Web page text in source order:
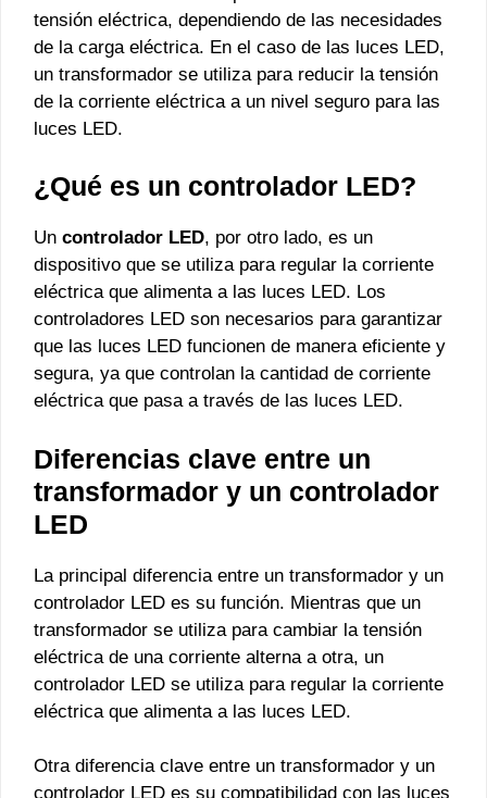
tensión eléctrica, dependiendo de las necesidades
de la carga eléctrica. En el caso de las luces LED,
un transformador se utiliza para reducir la tensión
de la corriente eléctrica a un nivel seguro para las
luces LED.
¿Qué es un controlador LED?
Un controlador LED, por otro lado, es un
dispositivo que se utiliza para regular la corriente
eléctrica que alimenta a las luces LED. Los
controladores LED son necesarios para garantizar
que las luces LED funcionen de manera eficiente y
segura, ya que controlan la cantidad de corriente
eléctrica que pasa a través de las luces LED.
Diferencias clave entre un
transformador y un controlador
LED
La principal diferencia entre un transformador y un
controlador LED es su función. Mientras que un
transformador se utiliza para cambiar la tensión
eléctrica de una corriente alterna a otra, un
controlador LED se utiliza para regular la corriente
eléctrica que alimenta a las luces LED.
Otra diferencia clave entre un transformador y un
controlador LED es su compatibilidad con las luces